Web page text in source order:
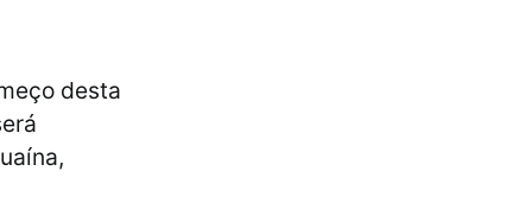
desta